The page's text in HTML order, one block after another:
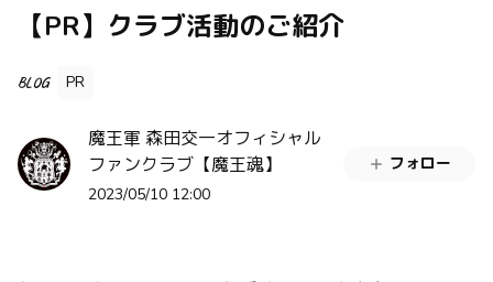
【PR】クラブ活動のご紹介
BLOG PR
魔王軍 森田交一オフィシャル
ファンクラブ【魔王魂】
2023/05/10 12:00
フォロー